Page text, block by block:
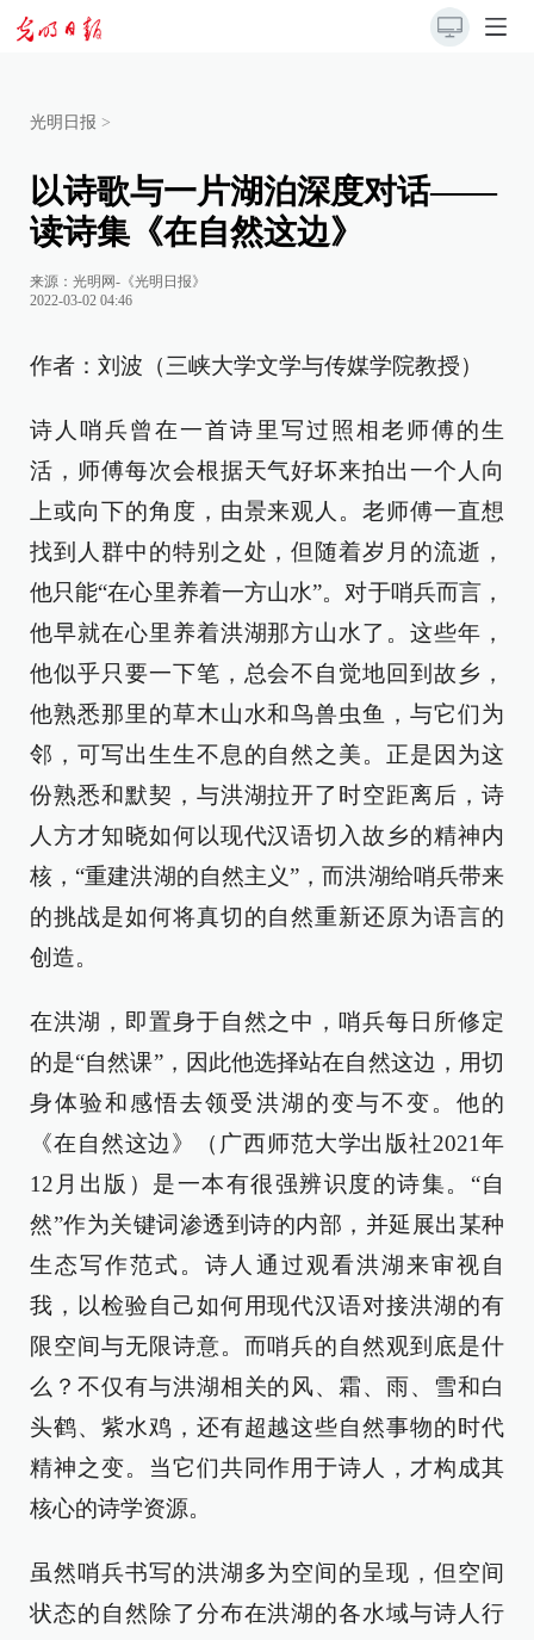
光明日报 >
以诗歌与一片湖泊深度对话——
读诗集《在自然这边》
来源： 光明网-《光明日报》
2022-03-02 04:46
作者：刘波（三峡大学文学与传媒学院教授）
诗人哨兵曾在一首诗里写过照相老师傅的生
活，师傅每次会根据天气好坏来拍出一个人向
上或向下的角度，由景来观人。老师傅一直想
找到人群中的特别之处，但随着岁月的流逝，
他只能“在心里养着一方山水”。对于哨兵而言，
他早就在心里养着洪湖那方山水了。这些年，
他似乎只要一下笔，总会不自觉地回到故乡，
他熟悉那里的草木山水和鸟兽虫鱼，与它们为
邻，可写出生生不息的自然之美。正是因为这
份熟悉和默契，与洪湖拉开了时空距离后，诗
人方才知晓如何以现代汉语切入故乡的精神内
核，“重建洪湖的自然主义”，而洪湖给哨兵带来
的挑战是如何将真切的自然重新还原为语言的
创造。
在洪湖，即置身于自然之中，哨兵每日所修定
的是“自然课”，因此他选择站在自然这边，用切
身体验和感悟去领受洪湖的变与不变。他的
《在自然这边》（广西师范大学出版社2021年
12月出版）是一本有很强辨识度的诗集。“自
然”作为关键词渗透到诗的内部，并延展出某种
生态写作范式。诗人通过观看洪湖来审视自
我，以检验自己如何用现代汉语对接洪湖的有
限空间与无限诗意。而哨兵的自然观到底是什
么？不仅有与洪湖相关的风、霜、雨、雪和白
头鹤、紫水鸡，还有超越这些自然事物的时代
精神之变。当它们共同作用于诗人，才构成其
核心的诗学资源。
虽然哨兵书写的洪湖多为空间的呈现，但空间
状态的自然除了分布在洪湖的各水域与诗人行